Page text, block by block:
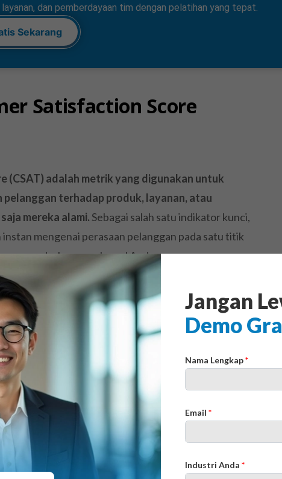
Jangan
Demo
Nama Lengkap*
Email *
Industri Anda *
dan pemberdayaan tim dengan pelatihan yang tepat.
Sekarang
Satisfaction Score
(CSAT) adalah metrik yang digunakan untuk
terhadap produk, layanan, atau
mereka alami. Sebagai salah satu indikator kunci,
mengenai perasaan pelanggan pada satu titik
mereka bersama brand Anda.
melihat CSAT diimplementasikan melalui pertanyaan
puaskah Anda dengan layanan kami hari ini?”.
penilaian pada skala tertentu, misalnya
inilah yang menjadi cerminan langsung dari kualitas
memungkinkan tim untuk segera mengetahui
ekspektasi pelanggan atau tidak.
Penting untuk